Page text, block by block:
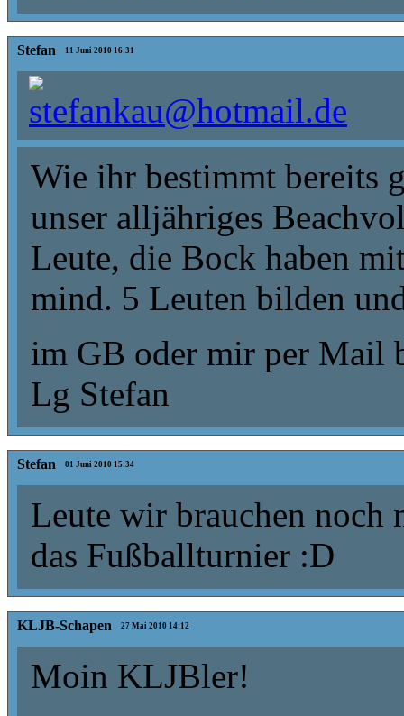
Stefan 11 Juni 2010 16:31
Wie ihr bestimmt bereits
unser alljähriges
Leute, die Bock haben
mind. 5 Leuten bilden
im GB oder mir per Mail
Lg Stefan
Stefan 01 Juni 2010 15:34
Leute wir brauchen noch
das Fußballturnier :D
KLJB-Schapen 27 Mai 2010 14:12
Moin KLJBler!